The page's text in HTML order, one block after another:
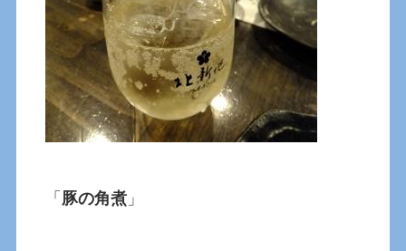
「 豚の角煮 」